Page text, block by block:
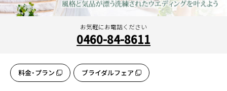
お気軽にお電話ください
0460-84-8611
料金・プラン ブライダルフェア